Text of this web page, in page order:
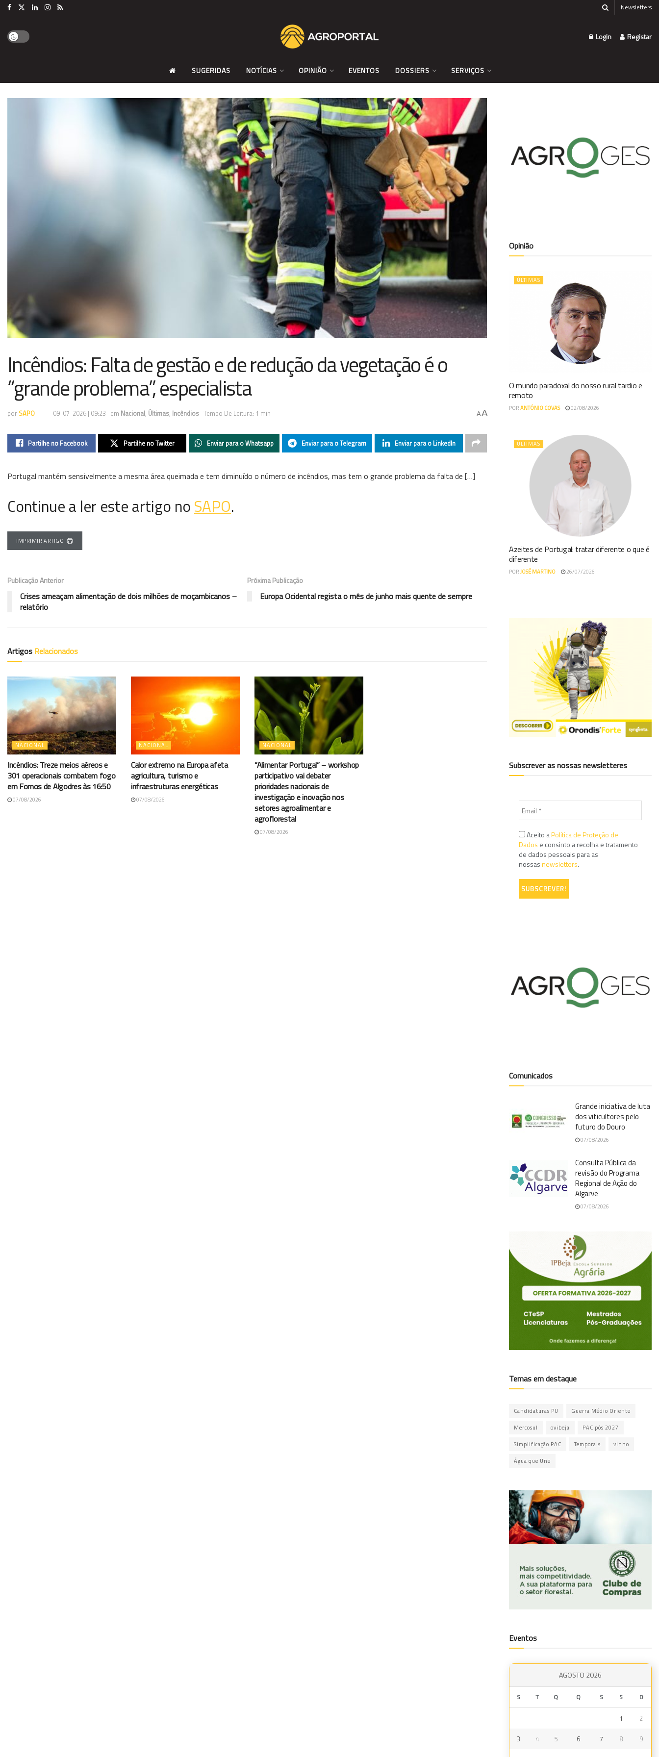
Newsletters
Login Registar
SUGERIDAS NOTÍCIAS OPINIÃO EVENTOS DOSSIERS SERVIÇOS
Incêndios: Falta de gestão e de redução da vegetação é o
“grande problema”, especialista
por SAPO 09-07-2026 | 09:23 em Nacional, Últimas, Incêndios Tempo De Leitura: 1 min AA
Partilhe no Facebook Partilhe no Twitter Enviar para o Whatsapp Enviar para o Telegram Enviar para o LinkedIn
Portugal mantém sensivelmente a mesma área queimada e tem diminuído o número de incêndios, mas tem o grande problema da falta de […]
Continue a ler este artigo noSAPO.
IMPRIMIR ARTIGO
Publicação Anterior
Crises ameaçam alimentação de dois milhões de moçambicanos –
relatório
Próxima Publicação
Europa Ocidental regista o mês de junho mais quente de sempre
Artigos Relacionados
NACIONAL
Incêndios: Treze meios aéreos e
301 operacionais combatem fogo
em Fornos de Algodres às 16:50
07/08/2026
NACIONAL
Calor extremo na Europa afeta
agricultura, turismo e
infraestruturas energéticas
07/08/2026
NACIONAL
“Alimentar Portugal” – workshop
participativo vai debater
prioridades nacionais de
investigação e inovação nos
setores agroalimentar e
agroflorestal
07/08/2026
Opinião
ÚLTIMAS
O mundo paradoxal do nosso rural tardio e
remoto
PORANTÓNIO COVAS 02/08/2026
ÚLTIMAS
Azeites de Portugal: tratar diferente o que é
diferente
PORJOSÉ MARTINO 26/07/2026
Subscrever as nossas newsletteres
Aceito aPolítica de Proteção de
Dados e consinto a recolha e tratamento
de dados pessoais para as
nossasnewsletters.
Comunicados
Grande iniciativa de luta
dos viticultores pelo
futuro do Douro
07/08/2026
Consulta Pública da
revisão do Programa
Regional de Ação do
Algarve
07/08/2026
Temas em destaque
Candidaturas PU Guerra Médio Oriente
Mercosul ovibeja PAC pós 2027
Simplificação PAC Temporais vinho
Água que Une
Eventos
AGOSTO 2026
S T Q Q S S D
1 2
3 4 5 6 7 8 9